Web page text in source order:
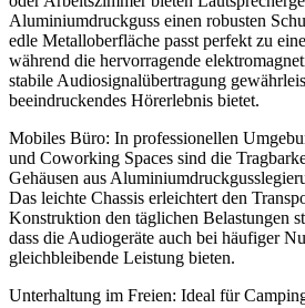
Aluminiumdruckguss einen robusten
edle Metalloberfläche passt perfekt zu
während die hervorragende
stabile Audiosignalübertragung
beeindruckendes Hörerlebnis bietet.
Mobiles Büro: In professionellen
und Coworking Spaces sind die
Gehäusen aus
Das leichte Chassis erleichtert den
Konstruktion den täglichen Belastungen
dass die Audiogeräte auch bei häufiger
gleichbleibende Leistung bieten.
Unterhaltung im Freien: Ideal für